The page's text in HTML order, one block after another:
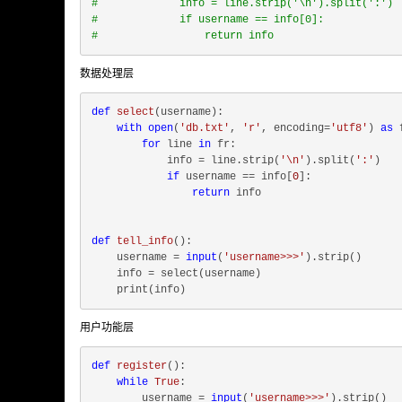
#             info = line.strip('\n').split(':')
#             if username == info[0]:
#                 return info
数据处理层
def select ( username ):
with open( 'db.txt' , 'r' , encoding= 'utf8' ) as
for line in fr:
            info = line.strip(
'\n' ).split( ':' )
if username == info[ 0 ]:
return info
def tell_info():
    username =
input ( 'username>>>' ).strip()
    info = select(username)
用户功能层
def register():
while True :
        username =
input ( 'username>>>' ).strip()